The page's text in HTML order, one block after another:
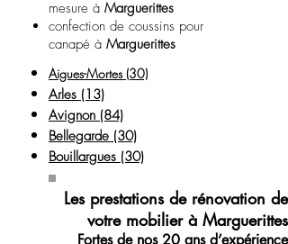
mesure à Marguerittes
confection de coussins pour
canapé à Marguerittes
Aigues-Mortes (30)
Arles (13)
Avignon (84)
Bellegarde (30)
Bouillargues (30)
Les prestations de rénovation de
votre mobilier à Marguerittes
Fortes de nos 20 ans d’expérience